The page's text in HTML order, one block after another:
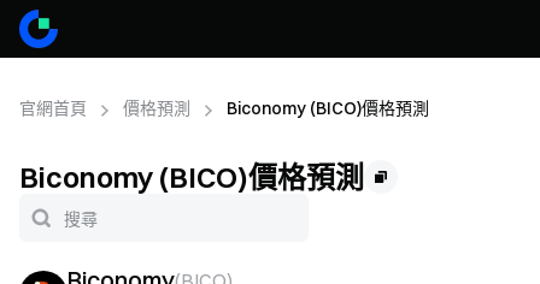
官網首頁 價格預測 Biconomy (BICO)價格預測
Biconomy (BICO)價格預測